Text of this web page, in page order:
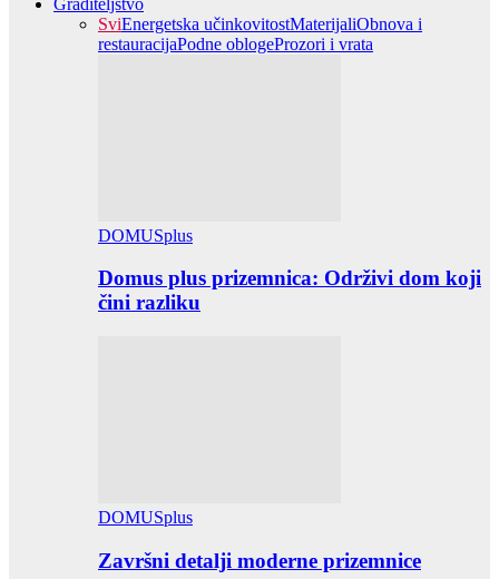
SviEnergetska učinkovitostMaterijaliObnova i
restauracijaPodne oblogeProzori i vrata
DOMUSplus
Domus plus prizemnica: Održivi dom koji
čini razliku
DOMUSplus
Završni detalji moderne prizemnice